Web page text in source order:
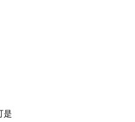
是